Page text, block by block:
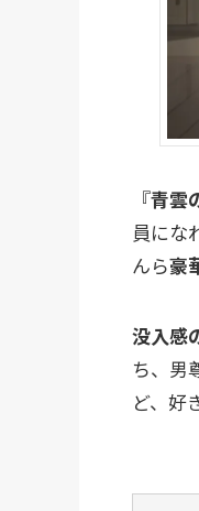
『青雲
員にな
んら豪
没入感
ち、男
ど、好